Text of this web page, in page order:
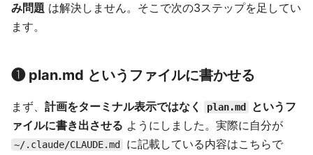
み問題 は解決しません。そこで次の3ステップを足してい
ます。
❶ plan.md というファイルに書かせる
まず、 計画をターミナル表示ではなく plan.md
というフ
ァイルに書き出させる ようにしました。実際に自分が
~/.claude/CLAUDE.md
に記載している内容はこちらで